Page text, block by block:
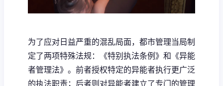
为了应对日益严重的混乱局面，都市管理当局制
定了两项特殊法规：《特别执法条例》和《异能
者管理法》。前者授权特定的异能者执行更广泛
的执法职责；后者则对异能者建立了专门的管理